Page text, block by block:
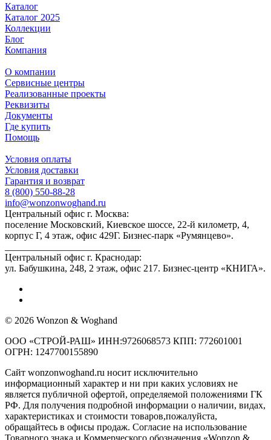
Каталог
Каталог 2025
Коллекции
Блог
Компания
О компании
Сервисные центры
Реализованные проекты
Реквизиты
Документы
Где купить
Помощь
Условия оплаты
Условия доставки
Гарантия и возврат
8 (800) 550-88-28
info@wonzonwoghand.ru
Центральный офис г. Москва:
поселение Московский, Киевское шоссе, 22-й километр, 4,
корпус Г, 4 этаж, офис 429Г. Бизнес-парк «Румянцево».
Центральный офис г. Краснодар:
ул. Бабушкина, 248, 2 этаж, офис 217. Бизнес-центр «КНИГА».
© 2026 Wonzon & Woghand
ООО «СТРОЙ-РАШ» ИНН:9726068573 КПП: 772601001
ОГРН: 1247700155890
Сайт wonzonwoghand.ru носит исключительно
информационный характер и ни при каких условиях не
является публичной офертой, определяемой положениями ГК
РФ. Для получения подробной информации о наличии, видах,
характеристиках и стоимости товаров,пожалуйста,
обращайтесь в офисы продаж. Согласие на использование
Товарного знака и Коммерческого обозначения «Wonzon &